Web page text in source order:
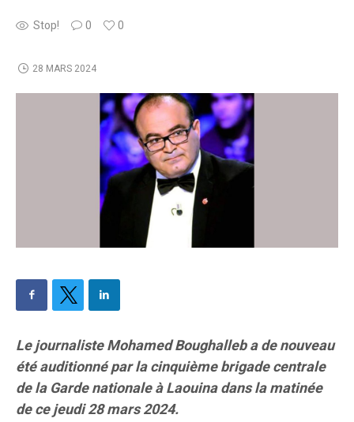
Stop! 0 0
28 MARS 2024
Le journaliste Mohamed Boughalleb a de nouveau
été auditionné par la cinquième brigade centrale
de la Garde nationale à Laouina dans la matinée
de ce jeudi 28 mars 2024.